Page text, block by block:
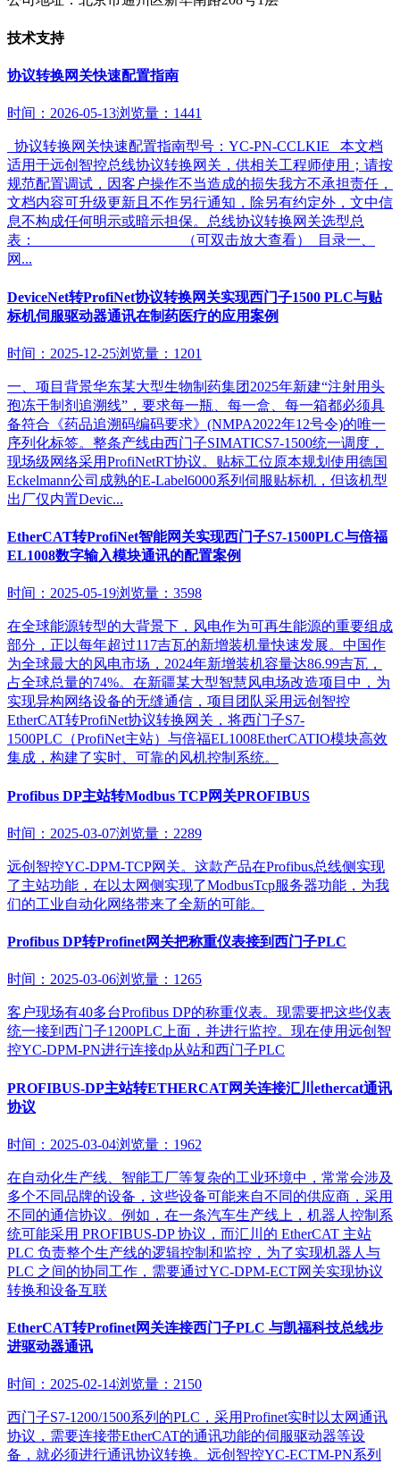
技术支持
协议转换网关快速配置指南
时间：2026-05-13浏览量：1441
协议转换网关快速配置指南型号：YC-PN-CCLKIE 本文档
适用于远创智控总线协议转换网关，供相关工程师使用；请按
规范配置调试，因客户操作不当造成的损失我方不承担责任，
文档内容可升级更新且不作另行通知，除另有约定外，文中信
息不构成任何明示或暗示担保。总线协议转换网关选型总
表： （可双击放大查看） 目录一、
网...
DeviceNet转ProfiNet协议转换网关实现西门子1500 PLC与贴
标机伺服驱动器通讯在制药医疗的应用案例
时间：2025-12-25浏览量：1201
一、项目背景华东某大型生物制药集团2025年新建“注射用头
孢冻干制剂追溯线”，要求每一瓶、每一盒、每一箱都必须具
备符合《药品追溯码编码要求》(NMPA2022年12号令)的唯一
序列化标签。整条产线由西门子SIMATICS7-1500统一调度，
现场级网络采用ProfiNetRT协议。贴标工位原本规划使用德国
Eckelmann公司成熟的E-Label6000系列伺服贴标机，但该机型
出厂仅内置Devic...
EtherCAT转ProfiNet智能网关实现西门子S7-1500PLC与倍福
EL1008数字输入模块通讯的配置案例
时间：2025-05-19浏览量：3598
在全球能源转型的大背景下，风电作为可再生能源的重要组成
部分，正以每年超过117吉瓦的新增装机量快速发展。中国作
为全球最大的风电市场，2024年新增装机容量达86.99吉瓦，
占全球总量的74%。在新疆某大型智慧风电场改造项目中，为
实现异构网络设备的无缝通信，项目团队采用远创智控
EtherCAT转ProfiNet协议转换网关，将西门子S7-
1500PLC（ProfiNet主站）与倍福EL1008EtherCATIO模块高效
集成，构建了实时、可靠的风机控制系统。
Profibus DP主站转Modbus TCP网关PROFIBUS
时间：2025-03-07浏览量：2289
远创智控YC-DPM-TCP网关。这款产品在Profibus总线侧实现
了主站功能，在以太网侧实现了ModbusTcp服务器功能，为我
们的工业自动化网络带来了全新的可能。
Profibus DP转Profinet网关把称重仪表接到西门子PLC
时间：2025-03-06浏览量：1265
客户现场有40多台Profibus DP的称重仪表。现需要把这些仪表
统一接到西门子1200PLC上面，并进行监控。现在使用远创智
控YC-DPM-PN进行连接dp从站和西门子PLC
PROFIBUS-DP主站转ETHERCAT网关连接汇川ethercat通讯
协议
时间：2025-03-04浏览量：1962
在自动化生产线、智能工厂等复杂的工业环境中，常常会涉及
多个不同品牌的设备，这些设备可能来自不同的供应商，采用
不同的通信协议。例如，在一条汽车生产线上，机器人控制系
统可能采用 PROFIBUS-DP 协议，而汇川的 EtherCAT 主站
PLC 负责整个生产线的逻辑控制和监控，为了实现机器人与
PLC 之间的协同工作，需要通过YC-DPM-ECT网关实现协议
转换和设备互联
EtherCAT转Profinet网关连接西门子PLC 与凯福科技总线步
进驱动器通讯
时间：2025-02-14浏览量：2150
西门子S7-1200/1500系列的PLC，采用Profinet实时以太网通讯
协议，需要连接带EtherCAT的通讯功能的伺服驱动器等设
备，就必须进行通讯协议转换。远创智控YC-ECTM-PN系列